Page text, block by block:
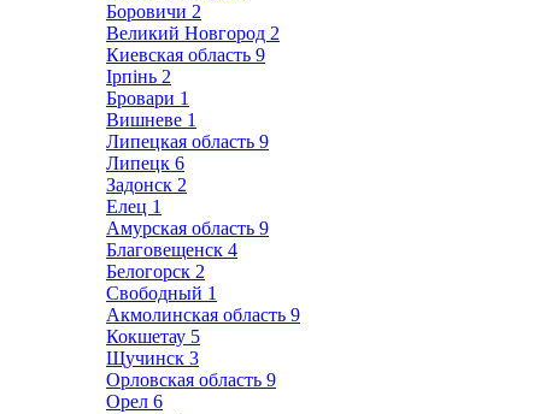
Боровичи 2
Великий Новгород 2
Киевская область 9
Ірпінь 2
Бровари 1
Вишневе 1
Липецкая область 9
Липецк 6
Задонск 2
Елец 1
Амурская область 9
Благовещенск 4
Белогорск 2
Свободный 1
Акмолинская область 9
Кокшетау 5
Щучинск 3
Орловская область 9
Орел 6